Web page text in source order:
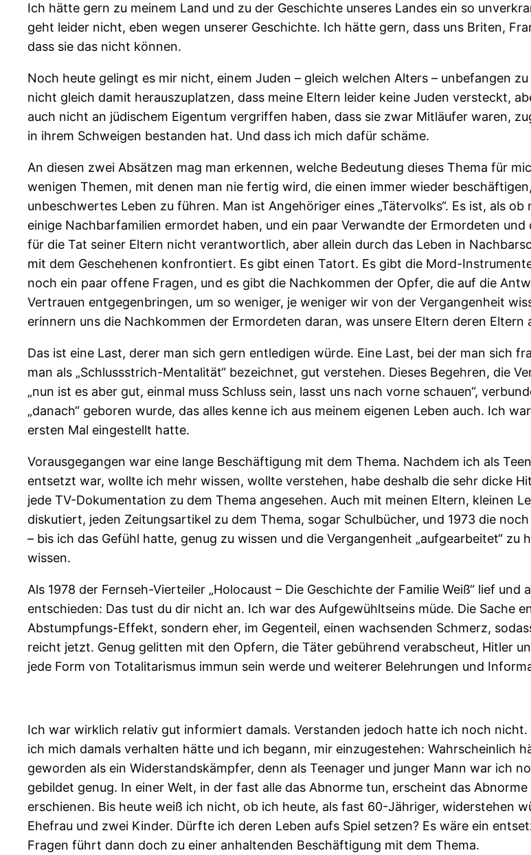
Ich hätte gern zu meinem Land und zu der Geschichte unseres Landes ein so
geht leider nicht, eben wegen unserer Geschichte. Ich hätte gern, dass uns Briten,
dass sie das nicht können.
Noch heute gelingt es mir nicht, einem Juden – gleich welchen Alters – unbefangen
nicht gleich damit herauszuplatzen, dass meine Eltern leider keine Juden versteckt,
auch nicht an jüdischem Eigentum vergriffen haben, dass sie zwar Mitläufer waren,
in ihrem Schweigen bestanden hat. Und dass ich mich dafür schäme.
An diesen zwei Absätzen mag man erkennen, welche Bedeutung dieses Thema für
wenigen Themen, mit denen man nie fertig wird, die einen immer wieder
unbeschwertes Leben zu führen. Man ist Angehöriger eines „Tätervolks“. Es ist, als
einige Nachbarfamilien ermordet haben, und ein paar Verwandte der Ermordeten
für die Tat seiner Eltern nicht verantwortlich, aber allein durch das Leben in
mit dem Geschehenen konfrontiert. Es gibt einen Tatort. Es gibt die Mord-
noch ein paar offene Fragen, und es gibt die Nachkommen der Opfer, die auf die
Vertrauen entgegenbringen, um so weniger, je weniger wir von der Vergangenheit
erinnern uns die Nachkommen der Ermordeten daran, was unsere Eltern deren Eltern
Das ist eine Last, derer man sich gern entledigen würde. Eine Last, bei der man sich
man als „Schlussstrich-Mentalität“ bezeichnet, gut verstehen. Dieses Begehren, die
„nun ist es aber gut, einmal muss Schluss sein, lasst uns nach vorne schauen“,
„danach“ geboren wurde, das alles kenne ich aus meinem eigenen Leben auch. Ich
ersten Mal eingestellt hatte.
Vorausgegangen war eine lange Beschäftigung mit dem Thema. Nachdem ich als
entsetzt war, wollte ich mehr wissen, wollte verstehen, habe deshalb die sehr dicke
jede TV-Dokumentation zu dem Thema angesehen. Auch mit meinen Eltern, kleinen
diskutiert, jeden Zeitungsartikel zu dem Thema, sogar Schulbücher, und 1973 die
– bis ich das Gefühl hatte, genug zu wissen und die Vergangenheit „aufgearbeitet“
wissen.
Als 1978 der Fernseh-Vierteiler „Holocaust – Die Geschichte der Familie Weiß“ lief
entschieden: Das tust du dir nicht an. Ich war des Aufgewühltseins müde. Die Sache
Abstumpfungs-Effekt, sondern eher, im Gegenteil, einen wachsenden Schmerz,
reicht jetzt. Genug gelitten mit den Opfern, die Täter gebührend verabscheut, Hitler
jede Form von Totalitarismus immun sein werde und weiterer Belehrungen und
Ich war wirklich relativ gut informiert damals. Verstanden jedoch hatte ich noch
ich mich damals verhalten hätte und ich begann, mir einzugestehen: Wahrscheinlich
geworden als ein Widerstandskämpfer, denn als Teenager und junger Mann war ich
gebildet genug. In einer Welt, in der fast alle das Abnorme tun, erscheint das
erschienen. Bis heute weiß ich nicht, ob ich heute, als fast 60-Jähriger, widerstehen
Ehefrau und zwei Kinder. Dürfte ich deren Leben aufs Spiel setzen? Es wäre ein
Fragen führt dann doch zu einer anhaltenden Beschäftigung mit dem Thema.